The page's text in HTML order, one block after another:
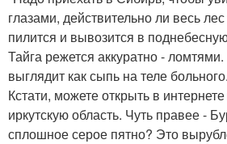
глазами, действительно ли весь
пилится и вывозится в
Тайга режется аккуратно -
выглядит как сыпь на теле больного.
Кстати, можете открыть в
иркутскую область. Чуть правее -
сплошное серое пятно? Это